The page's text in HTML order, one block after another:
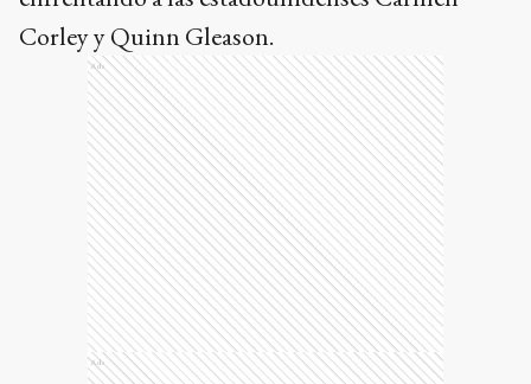
Corley y Quinn Gleason.
Ads
Ads